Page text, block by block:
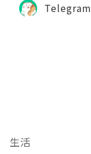
Telegram
生活